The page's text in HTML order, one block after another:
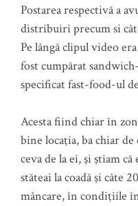
Postarea respectivă a
distribuiri precum si
Pe lângă clipul video
fost cumpărat
specificat fast-food-ul
Acesta fiind chiar în
bine locaţia, ba chiar de
ceva de la ei, şi ştiam
stăteai la coadă şi câte
mâncare, în condiţiile